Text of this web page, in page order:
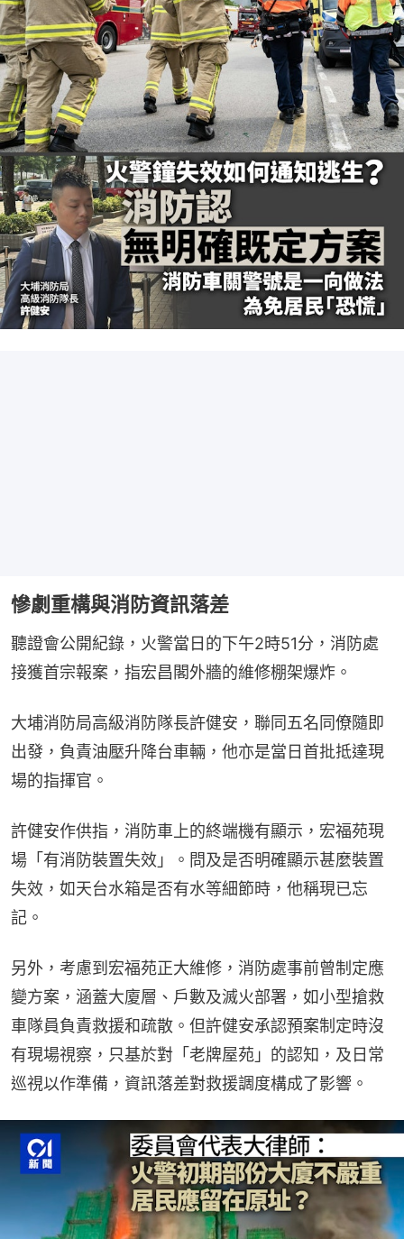
慘劇重構與消防資訊落差
聽證會公開紀錄，火警當日的下午2時51分，消防處
接獲首宗報案，指宏昌閣外牆的維修棚架爆炸。
大埔消防局高級消防隊長許健安，聯同五名同僚隨即
出發，負責油壓升降台車輛，他亦是當日首批抵達現
場的指揮官。
許健安作供指，消防車上的終端機有顯示，宏福苑現
場「有消防裝置失效」。問及是否明確顯示甚麼裝置
失效，如天台水箱是否有水等細節時，他稱現已忘
記。
另外，考慮到宏福苑正大維修，消防處事前曾制定應
變方案，涵蓋大廈層、戶數及滅火部署，如小型搶救
車隊員負責救援和疏散。但許健安承認預案制定時沒
有現場視察，只基於對「老牌屋苑」的認知，及日常
巡視以作準備，資訊落差對救援調度構成了影響。